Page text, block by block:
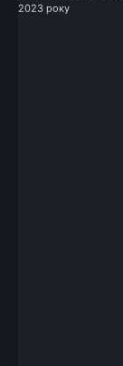
2023 року